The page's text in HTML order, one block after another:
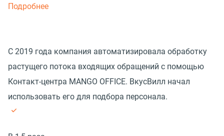
Подробнее
С 2019 года компания автоматизировала обработку
растущего потока входящих обращений с помощью
Контакт-центра MANGO OFFICE. ВкусВилл начал
использовать его для подбора персонала.